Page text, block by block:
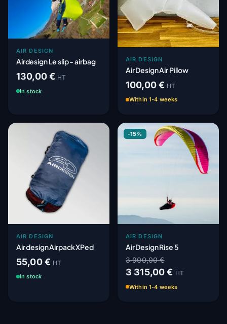
AIR DESIGN
Airdesign Le slip - airbag
130,00 € HT
In stock
AIR DESIGN
Air Design Air Pillow
100,00 € HT
Within 1-4 weeks
AIR DESIGN
Air design Airpack XPed
55,00 € HT
In stock
-15%
AIR DESIGN
Air Design Rise 5
3 900,00 €
3 315,00 € HT
Within 1-4 weeks